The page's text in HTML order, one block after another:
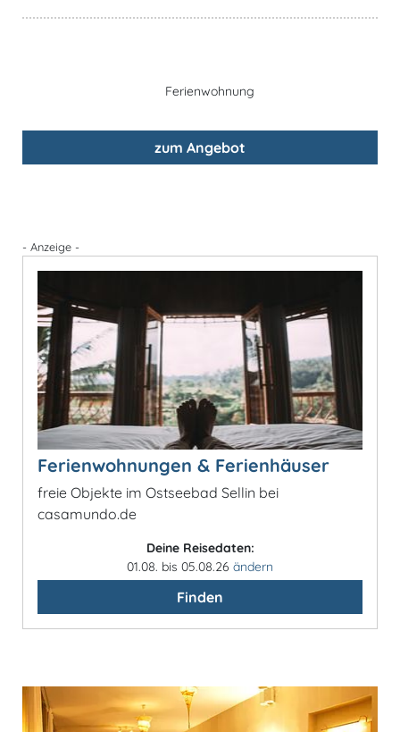
Ferienwohnung
zum Angebot
- Anzeige -
Ferienwohnungen & Ferienhäuser
freie Objekte im Ostseebad Sellin bei
casamundo.de
Deine Reisedaten:
01.08. bis 05.08.26 ändern
Finden